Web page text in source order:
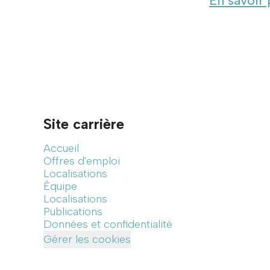
Site carrière
Accueil
Offres d'emploi
Localisations
Équipe
Localisations
Publications
Données et confidentialité
Gérer les cookies